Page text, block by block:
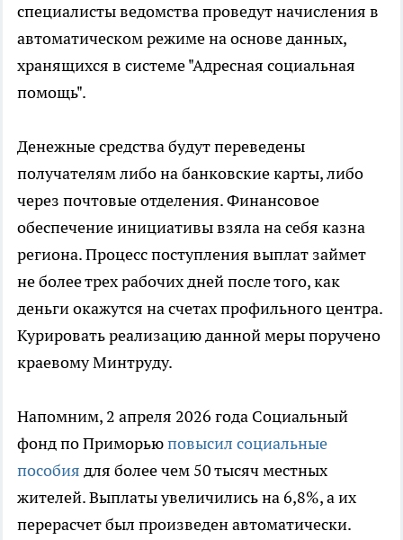
специалисты ведомства проведут начисления в
автоматическом режиме на основе данных,
хранящихся в системе "Адресная социальная
помощь".
Денежные средства будут переведены
получателям либо на банковские карты, либо
через почтовые отделения. Финансовое
обеспечение инициативы взяла на себя казна
региона. Процесс поступления выплат займет
не более трех рабочих дней после того, как
деньги окажутся на счетах профильного центра.
Курировать реализацию данной меры поручено
краевому Минтруду.
Напомним, 2 апреля 2026 года Социальный
фонд по Приморьюповысил социальные
пособия для более чем 50 тысяч местных
жителей. Выплаты увеличились на 6,8%, а их
перерасчет был произведен автоматически.